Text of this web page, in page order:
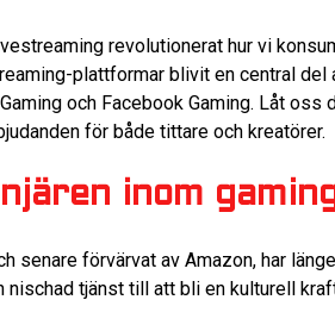
revolutionerat hur vi
plattformar blivit en central
och Facebook Gaming. Låt
för både tittare och kreatörer.
inom
senare förvärvat av Amazon, har
nischad tjänst till att bli en kulturell